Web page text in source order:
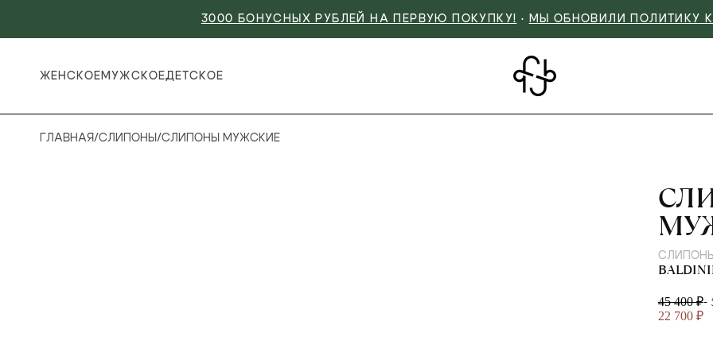
3000 БОНУСНЫХ РУБЛЕЙ НА ПЕРВУЮ ПОКУПКУ! • МЫ ОБНОВИЛИ ПОЛИТИКУ
ЖЕНСКОЕ МУЖСКОЕДЕТСКОЕ
ГЛАВНАЯ/СЛИПОНЫ /СЛИПОНЫ МУЖСКИЕ
СЛИПОНЫ
45 400 ₽-
22 700 ₽